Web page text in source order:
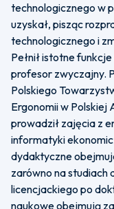
technologicznego w
uzyskał, pisząc
technologicznego i
Pełnił istotne
profesor zwyczajny.
Polskiego
Ergonomii w Polskiej
prowadził zajęcia z
informatyki
dydaktyczne
zarówno na studiach
licencjackiego po
naukowe obejmują